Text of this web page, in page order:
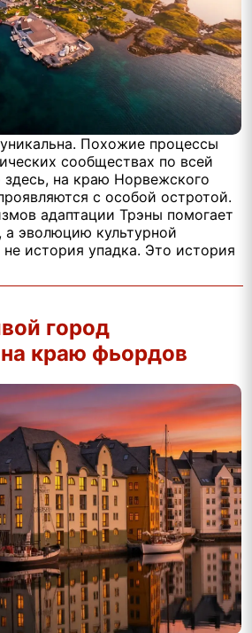
Похожие процессы
сообществах по всей
на краю Норвежского
с особой остротой.
адаптации Трэны помогает
а эволюцию культурной
история упадка. Это история
город
краю фьордов